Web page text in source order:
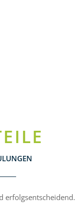
erfolgsentscheidend.